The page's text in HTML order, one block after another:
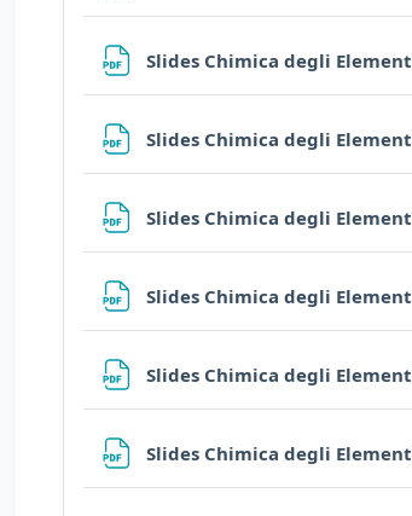
Slides Chimica degli
Slides Chimica degli
Slides Chimica degli
Slides Chimica degli
Slides Chimica degli
Slides Chimica degli